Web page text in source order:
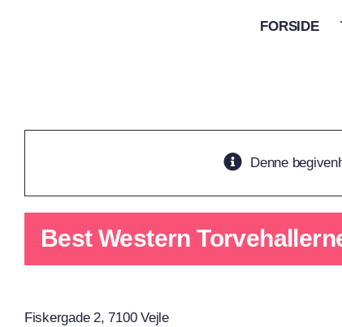
FORSIDE
Denne
Best Western
Fiskergade 2, 7100 Vejle